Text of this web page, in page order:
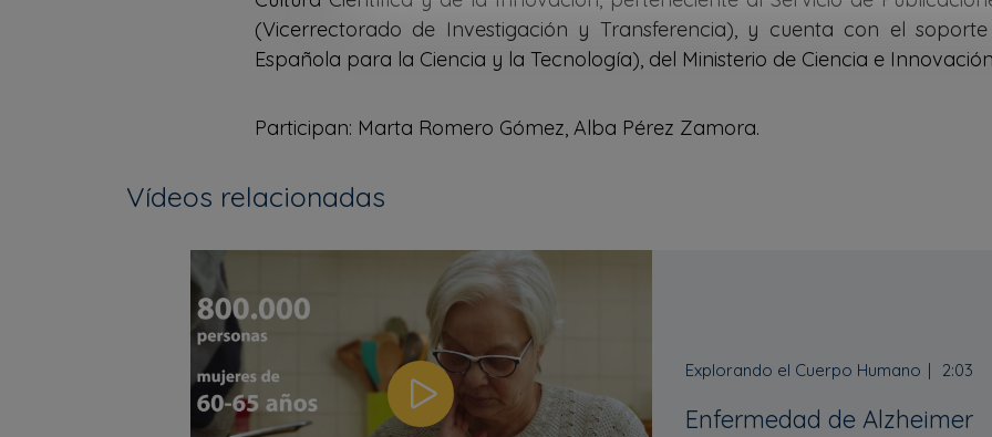
(Vicerrectorado de Investigación y Transferencia), y cuenta con el
Española para la Ciencia y la Tecnología), del Ministerio de Ciencia e
Participan: Marta Romero Gómez, Alba Pérez Zamora.
Vídeos relacionadas
Explorando el Cuerpo Humano 2:03
Enfermedad de Alzheimer